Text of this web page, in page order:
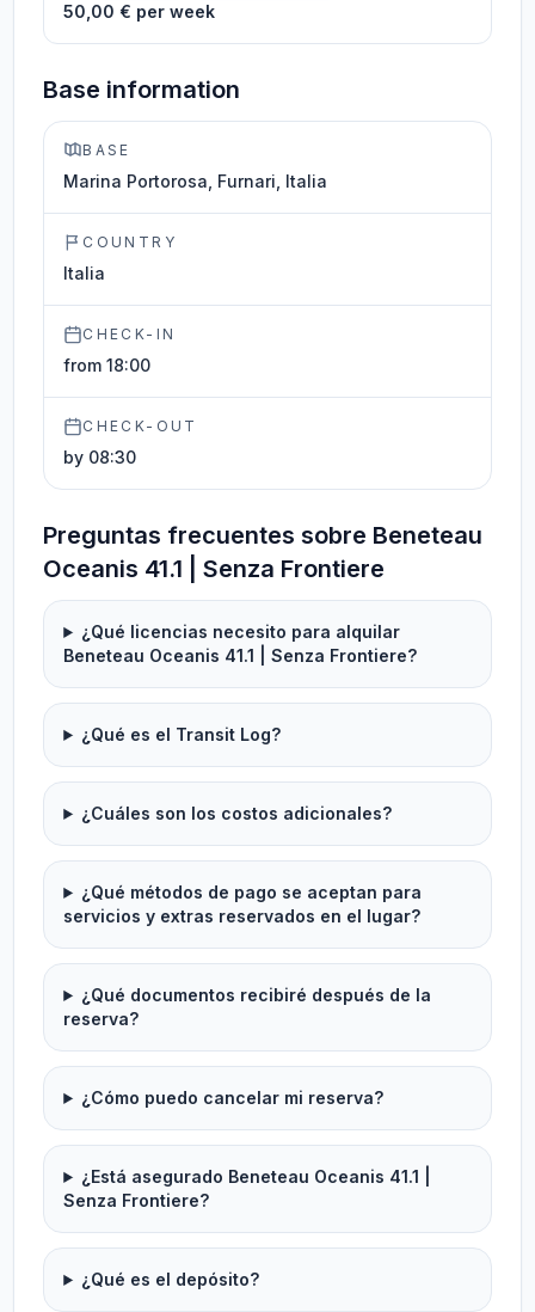
50,00 € per week
Base information
BASE
Marina Portorosa, Furnari, Italia
COUNTRY
Italia
CHECK-IN
from 18:00
CHECK-OUT
by 08:30
Preguntas frecuentes sobre Beneteau
Oceanis 41.1 | Senza Frontiere
¿Qué licencias necesito para alquilar
Beneteau Oceanis 41.1 | Senza Frontiere?
¿Qué es el Transit Log?
¿Cuáles son los costos adicionales?
¿Qué métodos de pago se aceptan para
servicios y extras reservados en el lugar?
¿Qué documentos recibiré después de la
reserva?
¿Cómo puedo cancelar mi reserva?
¿Está asegurado Beneteau Oceanis 41.1 |
Senza Frontiere?
¿Qué es el depósito?